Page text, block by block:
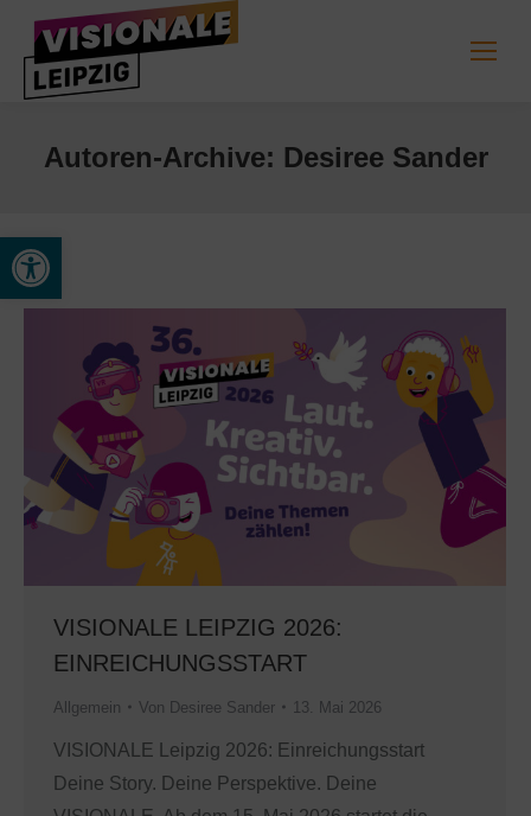
Werkzeugleiste öffnen
Autoren-Archive: Desiree Sander
VISIONALE LEIPZIG 2026:
EINREICHUNGSSTART
Allgemein Von Desiree Sander 13. Mai 2026
VISIONALE Leipzig 2026: Einreichungsstart
Deine Story. Deine Perspektive. Deine